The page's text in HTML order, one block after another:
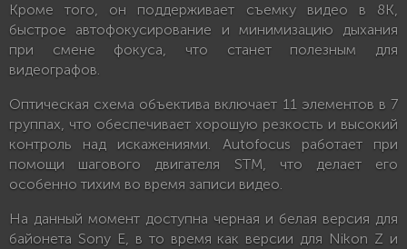
Кроме того, он поддерживает съемку видео в 8K,
быстрое автофокусирование и минимизацию дыхания
при смене фокуса, что станет полезным для
видеографов.
Оптическая схема объектива включает 11 элементов в 7
группах, что обеспечивает хорошую резкость и высокий
контроль над искажениями. Autofocus работает при
помощи шагового двигателя STM, что делает его
особенно тихим во время записи видео.
На данный момент доступна черная и белая версия для
байонета Sony E, в то время как версии для Nikon Z и